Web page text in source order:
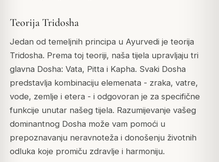
Teorija Tridosha
Jedan od temeljnih principa u Ayurvedi je teorija
Tridosha. Prema toj teoriji, naša tijela upravljaju tri
glavna Dosha: Vata, Pitta i Kapha. Svaki Dosha
predstavlja kombinaciju elemenata - zraka, vatre,
vode, zemlje i etera - i odgovoran je za specifične
funkcije unutar našeg tijela. Razumijevanje vašeg
dominantnog Dosha može vam pomoći u
prepoznavanju neravnoteža i donošenju životnih
odluka koje promiču zdravlje i harmoniju.